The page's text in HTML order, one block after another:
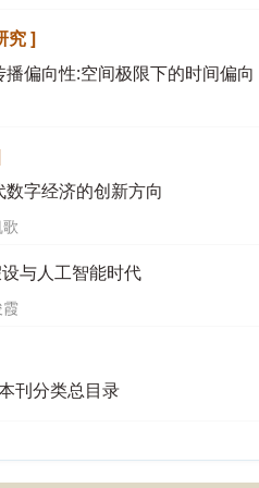
究 ]
偏向性:空间极限下的时间偏向
数字经济的创新方向
设与人工智能时代
刊分类总目录